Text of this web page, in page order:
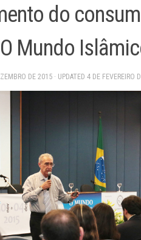
do
Mundo
DE 2015 · UPDATED 4 DE FEVEREIRO